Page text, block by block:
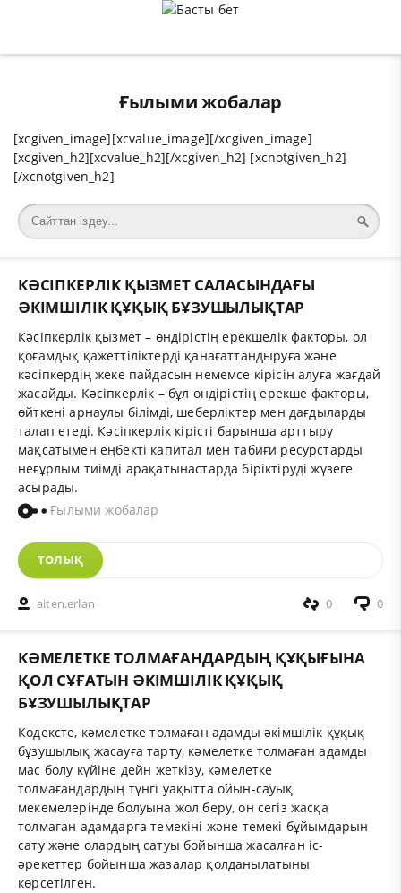
Ғылыми жобалар
[xcgiven_image][xcvalue_image][/xcgiven_image]
[xcgiven_h2][xcvalue_h2][/xcgiven_h2] [xcnotgiven_h2]
[/xcnotgiven_h2]
КӘСІПКЕРЛІК ҚЫЗМЕТ САЛАСЫНДАҒЫ
ӘКІМШІЛІК ҚҰҚЫҚ БҰЗУШЫЛЫҚТАР
Кәсіпкерлік қызмет – өндірістің ерекшелік факторы, ол
қоғамдық қажеттіліктерді қанағаттандыруға және
кәсіпкердің жеке пайдасын немемсе кірісін алуға жағдай
жасайды. Кәсіпкерлік – бұл өндірістің ерекше факторы,
өйткені арнаулы білімді, шеберліктер мен дағдыларды
талап етеді. Кәсіпкерлік кірісті барынша арттыру
мақсатымен еңбекті капитал мен табиғи ресурстарды
неғұрлым тиімді арақатынастарда біріктіруді жүзеге
асырады.
Ғылыми жобалар
ТОЛЫҚ
aiten.erlan 0
0
КӘМЕЛЕТКЕ ТОЛМАҒАНДАРДЫҢ ҚҰҚЫҒЫНА
ҚОЛ СҰҒАТЫН ӘКІМШІЛІК ҚҰҚЫҚ
БҰЗУШЫЛЫҚТАР
Кодексте, кәмелетке толмаған адамды әкімшілік құқық
бұзушылық жасауға тарту, кәмелетке толмаған адамды
мас болу күйіне дейн жеткізу, кәмелетке
толмағандардың түнгі уақытта ойын-сауық
мекемелерінде болуына жол беру, он сегіз жасқа
толмаған адамдарға темекіні және темекі бұйымдарын
сату және олардың сатуы бойынша жасалған іс-
әрекеттер бойынша жазалар қолданылатыны
көрсетілген.